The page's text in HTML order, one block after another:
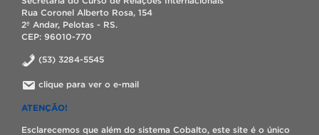
Rua Coronel Alberto Rosa, 154
2º Andar, Pelotas - RS.
CEP: 96010-770
(53) 3284-5545
clique para ver o e-mail
ATENÇÃO!
Esclarecemos que além do sistema Cobalto, este site é o único